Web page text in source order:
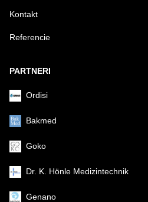
Odoslať
Kontakt
Referencie
PARTNERI
Ordisi
Bakmed
Goko
Dr. K. Hönle Medizintechnik
Genano